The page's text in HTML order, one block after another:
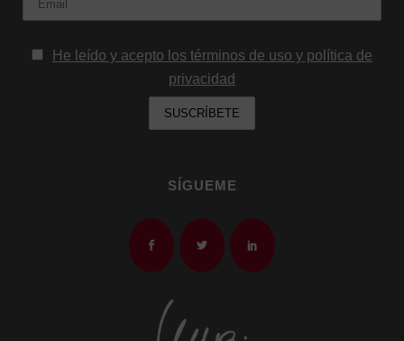
He leído y acepto los términos de uso y política de
privacidad
SÍGUEME